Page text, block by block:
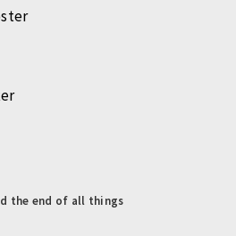
the end of all things